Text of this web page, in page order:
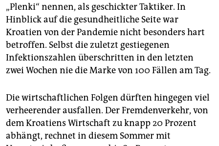
„Plenki“ nennen, als geschickter Taktiker. In
Hinblick auf die gesundheitliche Seite war
Kroatien von der Pandemie nicht besonders hart
betroffen. Selbst die zuletzt gestiegenen
Infektionszahlen überschritten in den letzten
zwei Wochen nie die Marke von 100 Fällen am Tag.
Die wirtschaftlichen Folgen dürften hingegen viel
verheerender ausfallen. Der Fremdenverkehr, von
dem Kroatiens Wirtschaft zu knapp 20 Prozent
abhängt, rechnet in diesem Sommer mit